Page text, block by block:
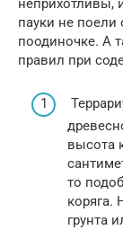
неприхотливы,
пауки не поели
поодиночке. А
правил при
высота
то
коряга.
грунта